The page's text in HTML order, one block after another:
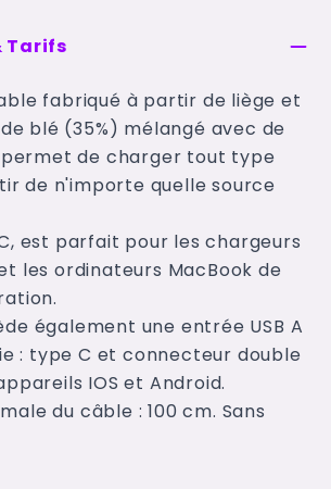
Tarifs
fabriqué à partir de liège et
blé (35%) mélangé avec de
permet de charger tout type
de n'importe quelle source
est parfait pour les chargeurs
les ordinateurs MacBook de
également une entrée USB A
: type C et connecteur double
IOS et Android.
du câble : 100 cm. Sans